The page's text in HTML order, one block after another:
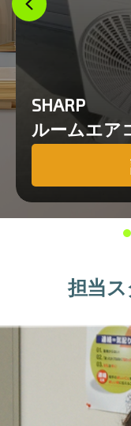
SHARP
ルームエア
担当